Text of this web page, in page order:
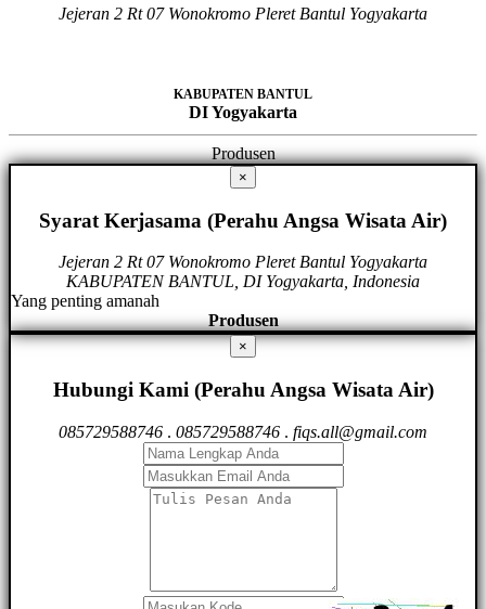
Jejeran 2 Rt 07 Wonokromo Pleret Bantul Yogyakarta
KABUPATEN BANTUL
DI Yogyakarta
Produsen
×
Syarat Kerjasama (Perahu Angsa Wisata Air)
Jejeran 2 Rt 07 Wonokromo Pleret Bantul Yogyakarta
KABUPATEN BANTUL, DI Yogyakarta, Indonesia
Yang penting amanah
Produsen
×
Hubungi Kami (Perahu Angsa Wisata Air)
085729588746 . 085729588746 . fiqs.all@gmail.com